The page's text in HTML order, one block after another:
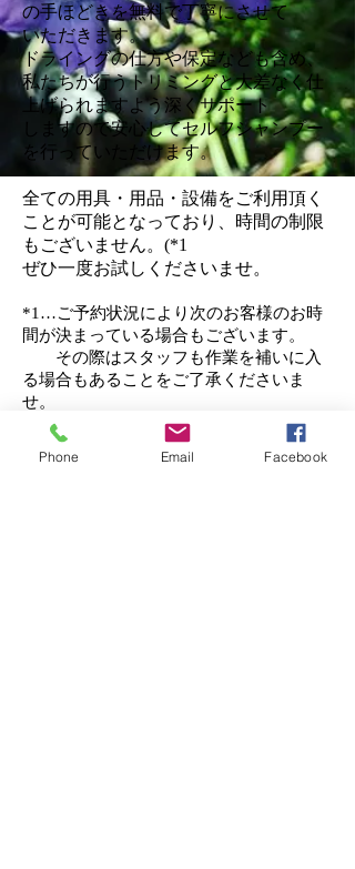
の手ほどきを無料で丁寧にさせて
いただきます。
ドライングの仕方や保定なども含め、
私たちが行うトリミングと大差なく仕
上げられますよう深くサポート
しますので安心してセルフシャンプー
を行っていただけます。
全ての用具・用品・設備をご利用頂く
ことが可能となっており、時間の制限
もございません。(*1
ぜひ一度お試しくださいませ。
*1…ご予約状況により次のお客様のお時
間が決まっている場合もございます。
その際はスタッフも作業を補いに入
る場合もあることをご了承くださいま
せ。
セルフシャンプーご予約はこちらから
Phone Email Facebook